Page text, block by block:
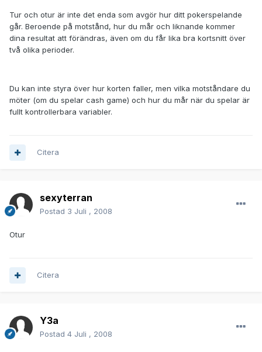
Tur och otur är inte det enda som avgör hur ditt pokerspelande
går. Beroende på motstånd, hur du mår och liknande kommer
dina resultat att förändras, även om du får lika bra kortsnitt över
två olika perioder.
Du kan inte styra över hur korten faller, men vilka motståndare du
möter (om du spelar cash game) och hur du mår när du spelar är
fullt kontrollerbara variabler.
Citera
sexyterran
Postad 3 Juli , 2008
Otur
Citera
Y3a
Postad 4 Juli , 2008